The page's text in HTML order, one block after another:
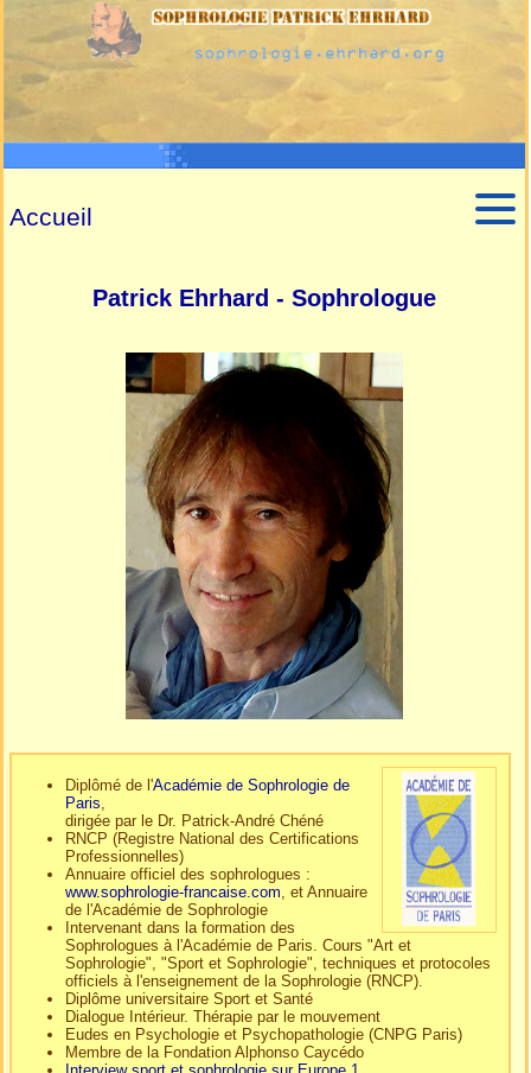
Accueil
Patrick Ehrhard - Sophrologue
Diplômé de l'Académie de Sophrologie de
Paris,
dirigée par le Dr. Patrick-André Chéné
RNCP (Registre National des Certifications
Professionnelles)
Annuaire officiel des sophrologues :
www.sophrologie-francaise.com, et Annuaire
de l'Académie de Sophrologie
Intervenant dans la formation des
Sophrologues à l'Académie de Paris. Cours "Art et
Sophrologie", "Sport et Sophrologie", techniques et protocoles
officiels à l'enseignement de la Sophrologie (RNCP).
Diplôme universitaire Sport et Santé
Dialogue Intérieur. Thérapie par le mouvement
Eudes en Psychologie et Psychopathologie (CNPG Paris)
Membre de la Fondation Alphonso Caycédo